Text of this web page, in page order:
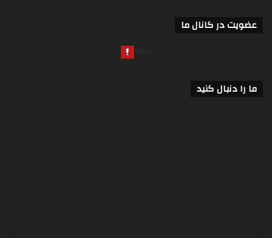
عضویت در کانال ما
ما را دنبال کنید